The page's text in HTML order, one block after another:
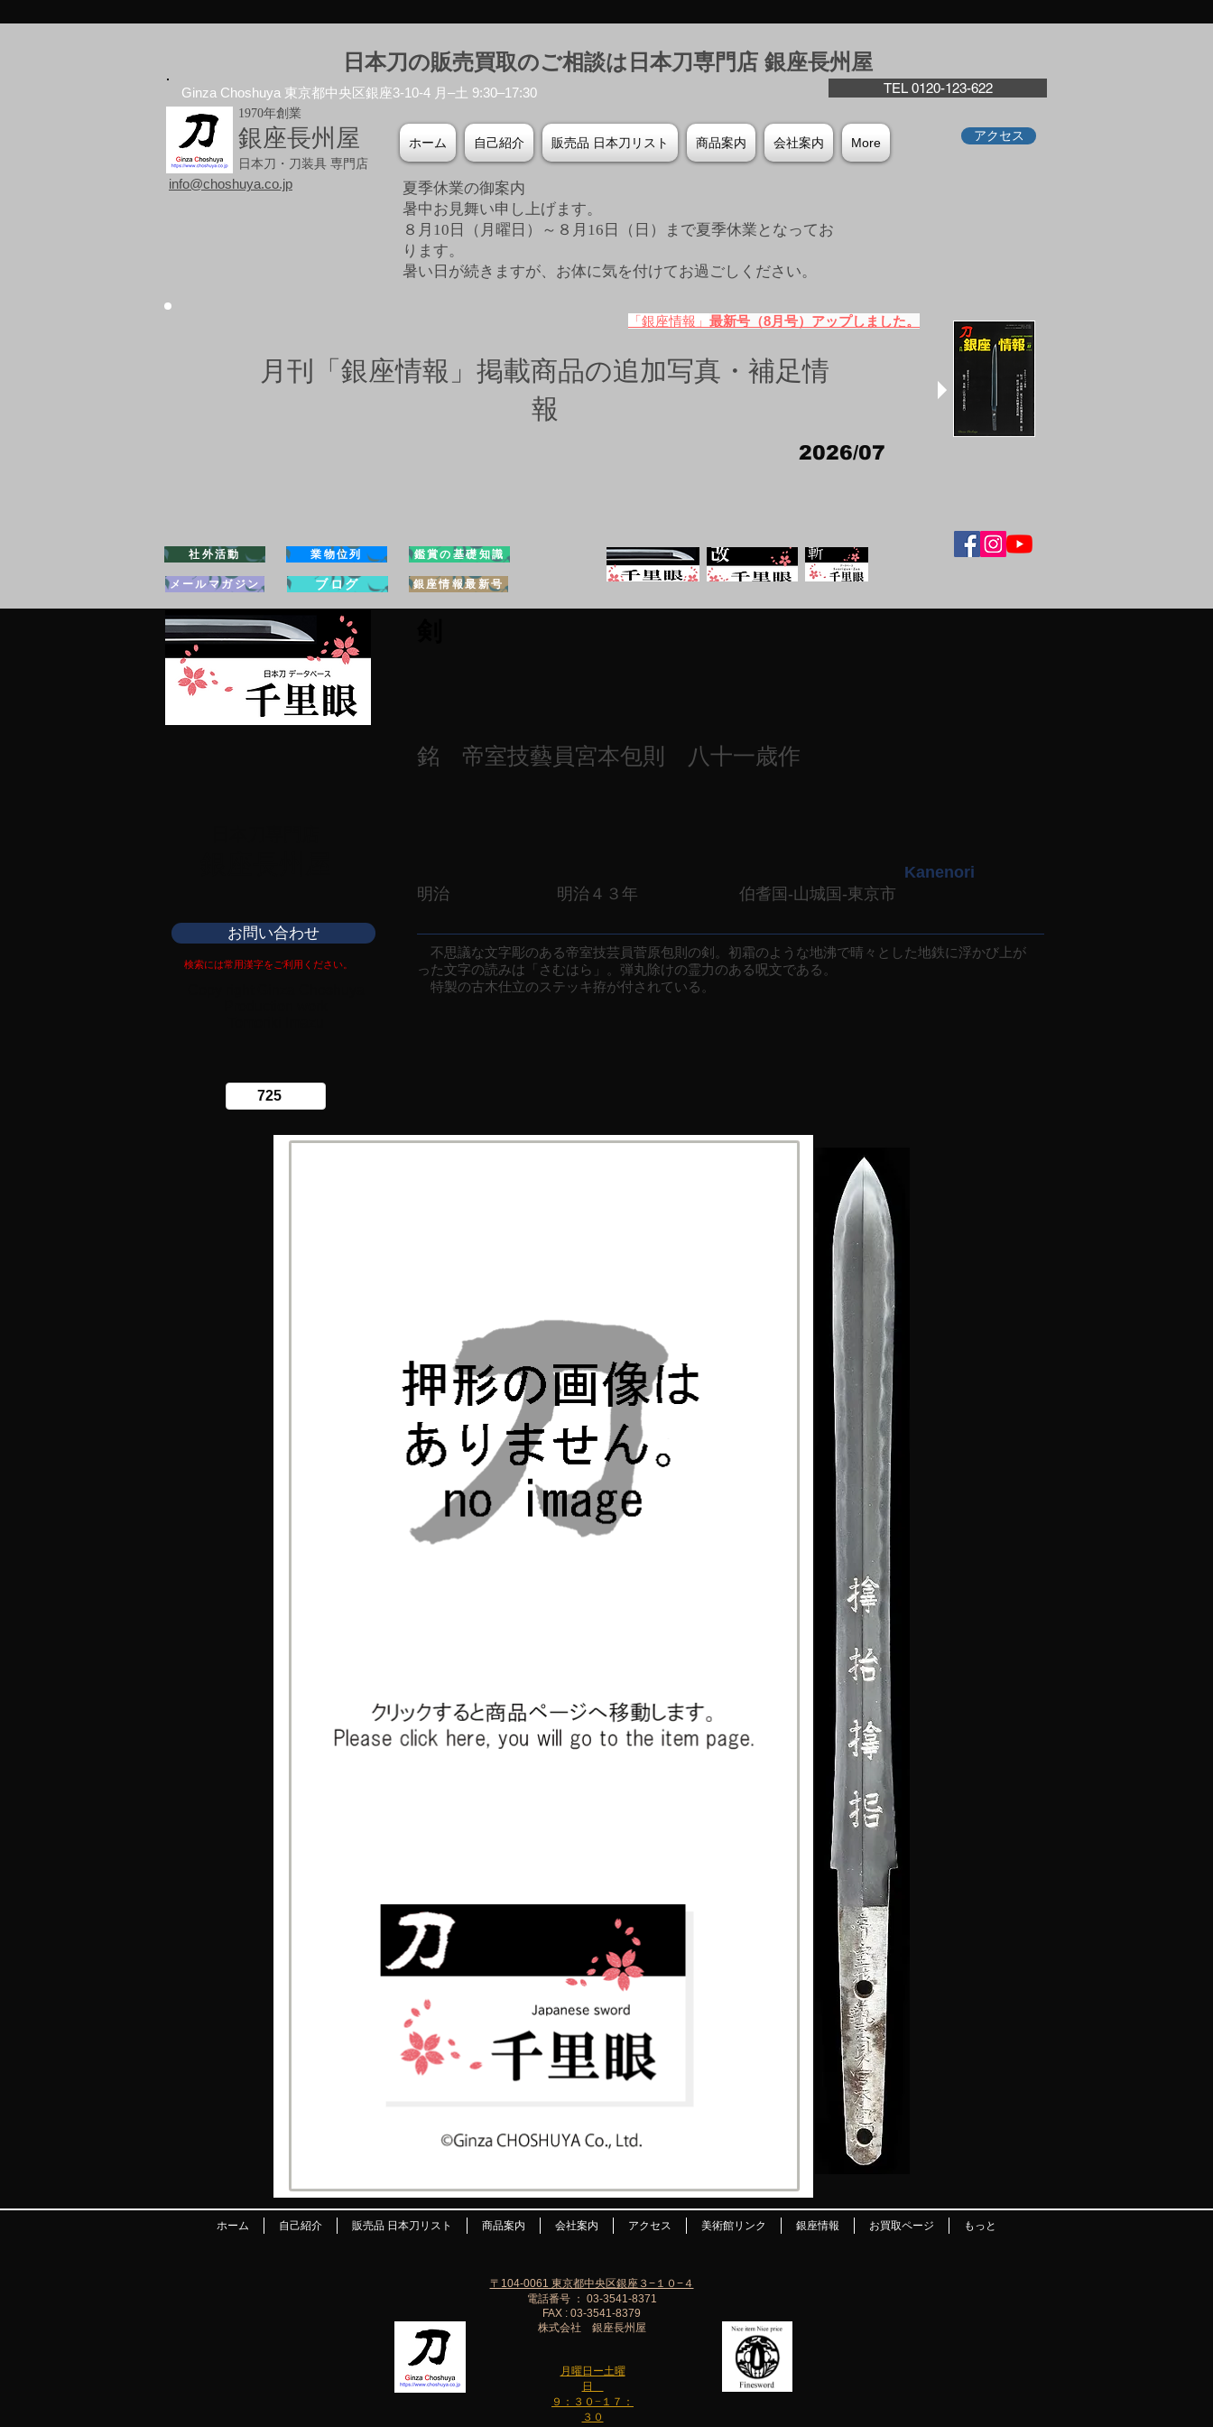
日本刀の販売買取のご相談は日本刀専門店 銀座⻑州屋
TEL 0120-123-622
Ginza Choshuya 東京都中央区銀座3-10-4 月–土 9:30–17:30
1970年創業
銀座長州屋
日本刀・刀装具 専門店
ホーム 自己紹介 販売品 日本刀リスト 商品案内 会社案内 More アクセス
info@choshuya.co.jp
夏季休業の御案内
暑中お見舞い申し上げます。
８月10日（月曜日）～８月16日（日）まで夏季休業となってお
ります。
​暑い日が続きますが、お体に気を付けてお過ごしください。
「銀座情報」 最新号（8月号）アップしました。
月刊「銀座情報」掲載商品の追加写真・補足情
報
2026/07
社外活動 業物位列 鑑賞の基礎知識
メールマガジン ブログ 銀座情報最新号
銘 帝室技藝員宮本包則 八十一歳作
明治 明治４３年 伯耆国-山城国-東京市
Kanenori
お問い合わせ
検索には常用漢字をご利用ください。
不思議な文字彫のある帝室技芸員菅原包則の剣。初霜のような地沸で晴々とした地鉄に浮かび上が
った文字の読みは「さむはら」。弾丸除けの霊力のある呪文である。
特製の古木仕立のステッキ拵が付されている。
ホーム 自己紹介 販売品 日本刀リスト 商品案内 会社案内 アクセス 美術館リンク 銀座情報 お買取ページ もっと
月曜日ー土曜
日
９：３０−１７：
３０
〒104-0061 東京都中央区銀座３−１０−４
電話番号 ： 03-3541-8371
FAX : 03-3541-8379
株式会社 銀座長州屋